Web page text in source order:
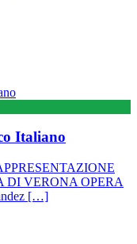
Italiano
DI VERONA OPERA
[…]